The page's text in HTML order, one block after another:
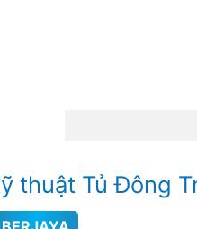
thuật Tủ Đông